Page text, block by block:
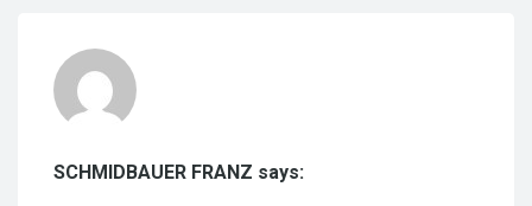
SCHMIDBAUER FRANZ says: